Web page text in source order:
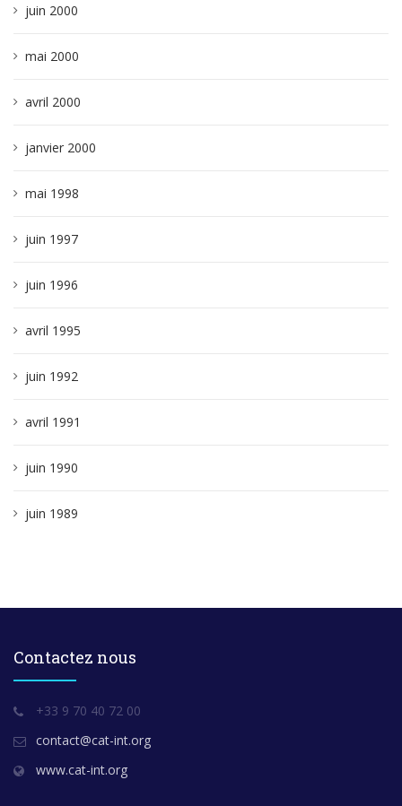
juin 2000
mai 2000
avril 2000
janvier 2000
mai 1998
juin 1997
juin 1996
avril 1995
juin 1992
avril 1991
juin 1990
juin 1989
Contactez nous
+33 9 70 40 72 00
contact@cat-int.org
www.cat-int.org